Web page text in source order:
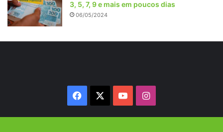
3, 5, 7, 9 e mais em poucos dias
06/05/2024
Facebook YouTubeInstagram